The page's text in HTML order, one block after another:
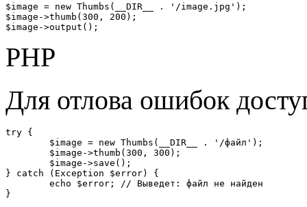
$image = new Thumbs(__DIR__ . '/image.jpg');
$image->thumb(300, 200);
$image->output();
PHP
Для отлова ошибок
try {
} catch (Exception $error) {
}